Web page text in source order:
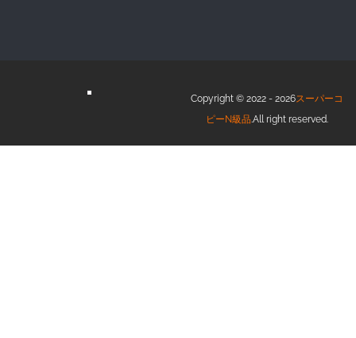
Copyright © 2022 - 2026スーパーコ
ピーN級品.All right reserved.